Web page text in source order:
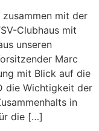
mit der
Clubhaus mit
unseren
Marc
mit Blick auf die
die Wichtigkeit der
in
die […]